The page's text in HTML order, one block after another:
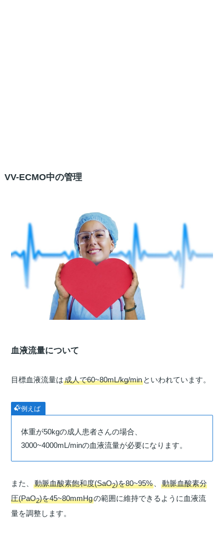
VV-ECMO中の管理
血液流量について
目標血液流量は成人で60~80mL/kg/min といわれています。
例えば
体重が50kgの成人患者さんの場合、
3000~4000mL/minの血液流量が必要になります。
また、動脈血酸素飽和度(SaO2)を80~95% 、動脈血酸素分
圧(PaO2)を45~80mmHgの範囲に維持できるように血液流
量を調整します。